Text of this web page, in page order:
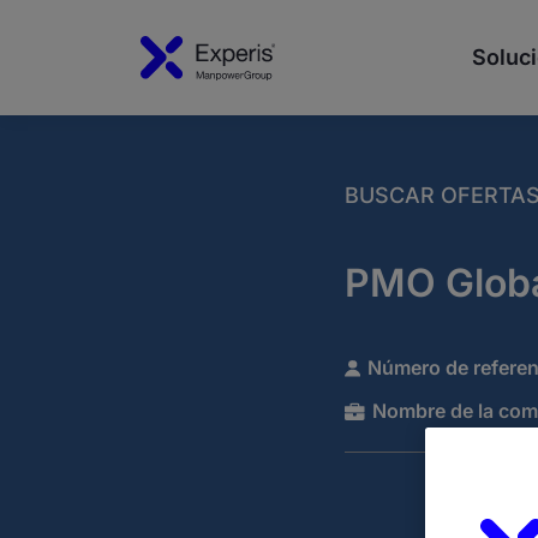
BUSCAR
PMO
Número de
Nombre de la